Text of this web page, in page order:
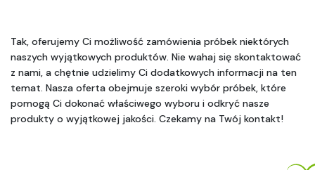
Tak, oferujemy Ci możliwość zamówienia próbek niektórych
naszych wyjątkowych produktów. Nie wahaj się skontaktować
z nami, a chętnie udzielimy Ci dodatkowych informacji na ten
temat. Nasza oferta obejmuje szeroki wybór próbek, które
pomogą Ci dokonać właściwego wyboru i odkryć nasze
produkty o wyjątkowej jakości. Czekamy na Twój kontakt!